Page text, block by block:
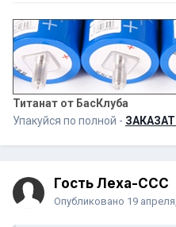
Титанат от БасКлуба
Упакуйся по полной -
Гость Леха-CCC
Опубликовано 19